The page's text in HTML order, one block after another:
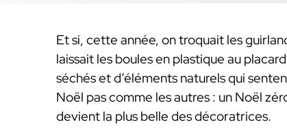
Et si, cette année, on troquait les
laissait les boules en plastique au
séchés et d’éléments naturels qui
Noël pas comme les autres : un Noël
devient la plus belle des décoratrices.